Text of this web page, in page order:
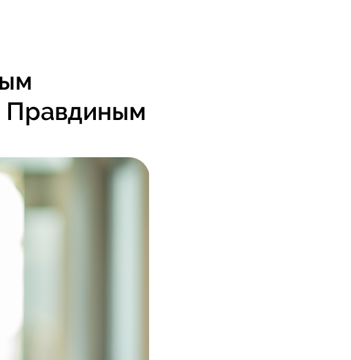
Правдиным